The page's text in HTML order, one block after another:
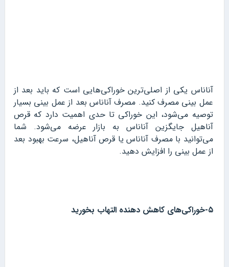
آناناس یکی از اصلی‌ترین خوراکی‌هایی است که باید بعد از
عمل بینی مصرف کنید. مصرف آناناس بعد از عمل بینی بسیار
توصیه می‌شود، این خوراکی تا حدی اهمیت دارد که قرص
آناهیل جایگزین آناناس به بازار عرضه می‌شود. شما
می‌توانید با مصرف آناناس یا قرص آناهیل، سرعت بهبود بعد
از عمل بینی را افزایش دهید.
۵-خوراکی‌های کاهش دهنده التهاب بخورید